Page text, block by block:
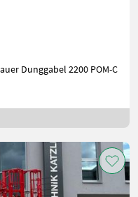
Dunggabel 2200 POM-C